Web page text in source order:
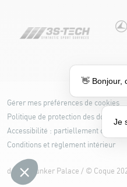
Gérer mes préférences de cookies
Politique de protection des données
Accessibilité : partiellement
Conditions et règlement intérieur
design Bunker Palace / © Coque
👋 Bonjour,
Je